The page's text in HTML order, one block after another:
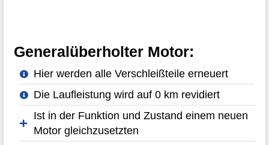
Generalüberholter Motor:
Hier werden alle Verschleißteile erneuert
Die Laufleistung wird auf 0 km revidiert
Ist in der Funktion und Zustand einem neuen
Motor gleichzusetzten